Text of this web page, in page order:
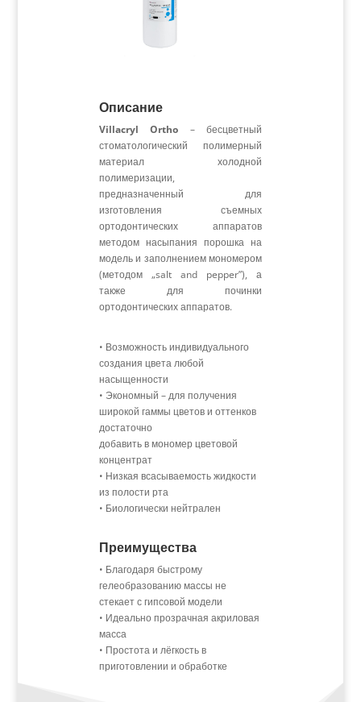
Описание
Villacryl Ortho – бесцветный
стоматологический полимерный
материал холодной
полимеризации,
предназначенный для
изготовления съемных
ортодонтических аппаратов
методом насыпания порошка на
модель и заполнением мономером
(методом „salt and pepper”), а
также для починки
ортодонтических аппаратов.
• Возможность индивидуального
создания цвета любой
насыщенности
• Экономный – для получения
широкой гаммы цветов и оттенков
достаточно
добавить в мономер цветовой
концентрат
• Низкая всасываемость жидкости
из полости рта
• Биологически нейтрален
Преимущества
• Благодаря быстрому
гелеобразованию массы не
стекает с гипсовой модели
• Идеально прозрачная акриловая
масса
• Простота и лёгкость в
приготовлении и обработке